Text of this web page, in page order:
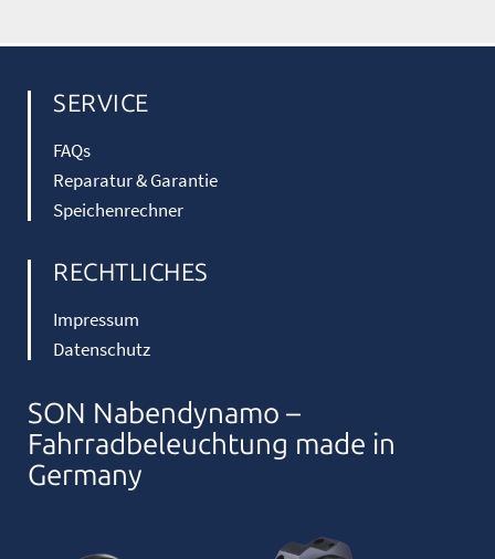
SERVICE
FAQs
Reparatur & Garantie
Speichenrechner
RECHTLICHES
Impressum
Datenschutz
SON Nabendynamo –
Fahrradbeleuchtung made in
Germany